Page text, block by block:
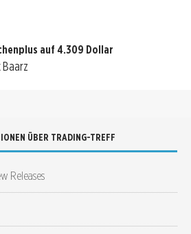
auf 4.309 Dollar
Baarz
ÜBER TRADING-TREFF
Releases